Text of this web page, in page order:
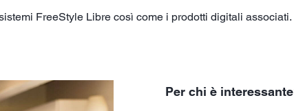
FreeStyle Libre così come i prodotti digitali associati.
Per chi è